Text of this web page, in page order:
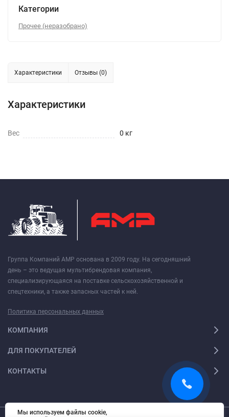
Категории
Прочее (неразобрано)
Характеристики Отзывы (0)
Характеристики
Вес 0 кг
Группа Компаний АМР основана в 2009 году. На сегодняшний
день – это ведущая мультибрендовая компания,
специализирующаяся на поставке сельскохозяйственной и
спецтехники, а также запасных частей к ней.
Политика персональных данных
КОМПАНИЯ
ДЛЯ ПОКУПАТЕЛЕЙ
КОНТАКТЫ
Мы используем файлы cookie,